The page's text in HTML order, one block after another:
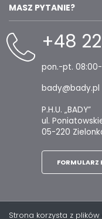
MASZ PYTANIE?
+48
pon.-pt. 08:00-
bady@bady.pl
P.H.U. „BADY”
ul.
05-220
Strona korzysta z